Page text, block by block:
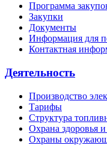
Программа
Закупки
Документы
Информация для
Контактная
Деятельность
Производство
Тарифы
Структура
Охрана здоровья и
Охраны